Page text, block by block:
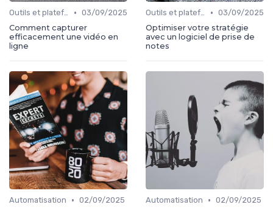
Outils et plateformes • 03/09/2025
Comment capturer
efficacement une vidéo en
ligne
Outils et plateformes • 03/09/2025
Optimiser votre stratégie
avec un logiciel de prise de
notes
Automatisation • 02/09/2025
Automatisation • 02/09/2025